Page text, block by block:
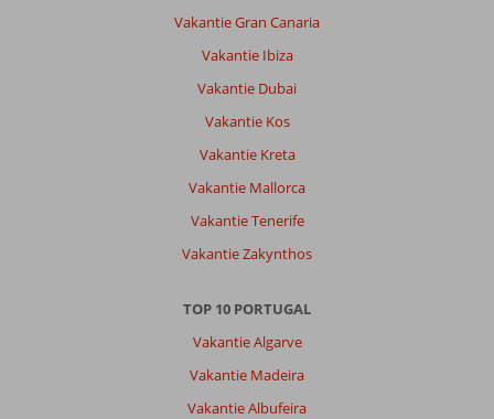
Vakantie Gran Canaria
Vakantie Ibiza
Vakantie Dubai
Vakantie Kos
Vakantie Kreta
Vakantie Mallorca
Vakantie Tenerife
Vakantie Zakynthos
TOP 10 PORTUGAL
Vakantie Algarve
Vakantie Madeira
Vakantie Albufeira